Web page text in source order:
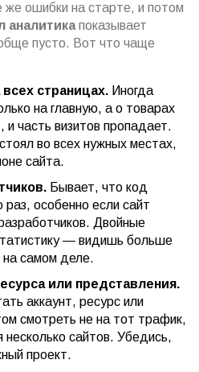
же ошибки на старте, и потом
аналитикапоказывает
пусто. Вот что чаще
всех страницах. Иногда
на главную, а о товарах
и часть визитов пропадает.
во всех нужных местах,
сайта.
Бывает, что код
раз, особенно если сайт
Двойные
— видишь больше
на самом деле.
или представления.
аккаунт, ресурс или
смотреть не на тот трафик,
несколько сайтов. Убедись,
проект.